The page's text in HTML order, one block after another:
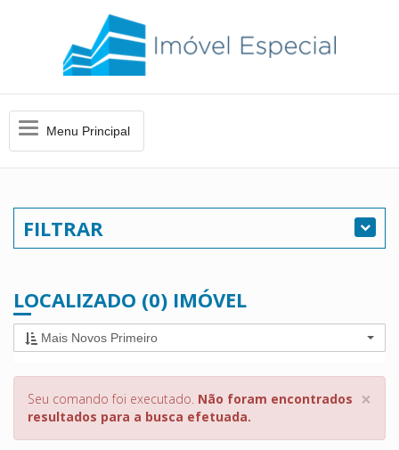
MenuMenu Principal
FILTRAR
LOCALIZADO (0) IMÓVEL
Mais Novos Primeiro
×
Seu comando foi executado. Não foram encontrados
resultados para a busca efetuada.